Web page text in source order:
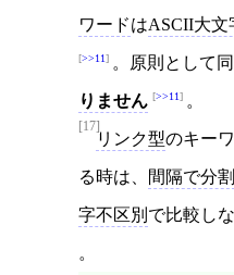
ワードはASCII大文
>>11 。原則として
りません >>11 。
[17]
リンク型のキー
る時は、 間隔で分割
字不区別 で比較し
。